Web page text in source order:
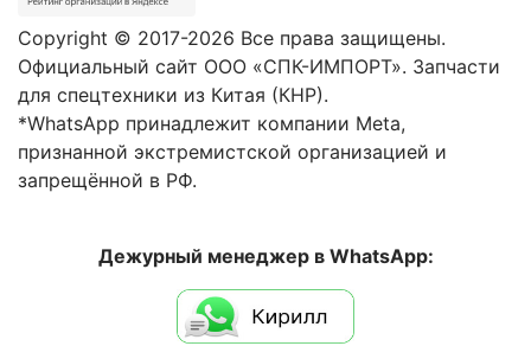
Copyright © 2017-2026 Все права защищены.
Официальный сайт ООО «СПК-ИМПОРТ». Запчасти
для спецтехники из Китая (КНР).
*WhatsApp принадлежит компании Meta,
признанной экстремистской организацией и
запрещённой в РФ.
Дежурный менеджер в WhatsApp: